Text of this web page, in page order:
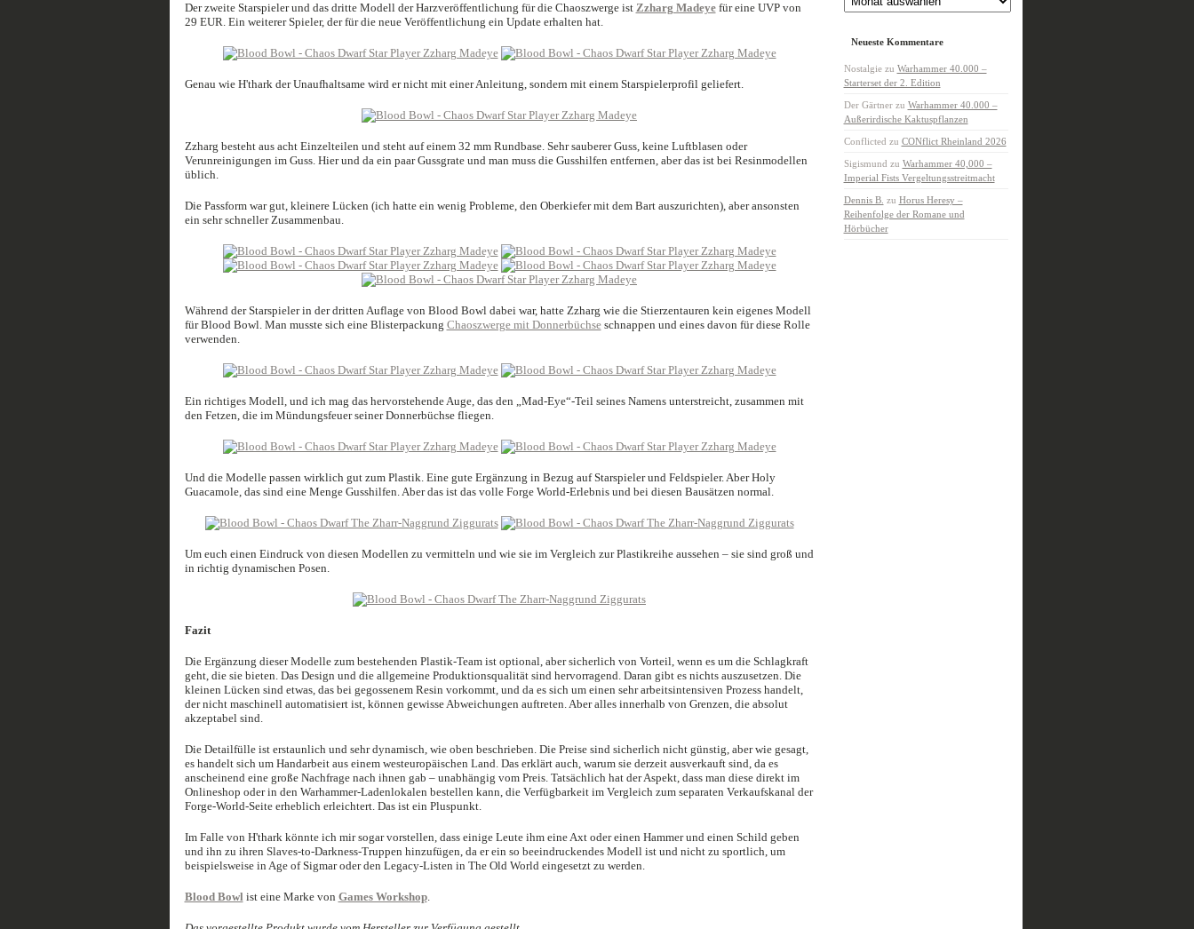
Der zweite Starspieler und das dritte Modell der Harzveröffentlichung für die Chaoszwerge ist Zzharg Madeyefür eine UVP von
29 EUR. Ein weiterer Spieler, der für die neue Veröffentlichung ein Update erhalten hat.
Genau wie H'thark der Unaufhaltsame wird er nicht mit einer Anleitung, sondern mit einem Starspielerprofil geliefert.
Zzharg besteht aus acht Einzelteilen und steht auf einem 32 mm Rundbase. Sehr sauberer Guss, keine Luftblasen oder
Verunreinigungen im Guss. Hier und da ein paar Gussgrate und man muss die Gusshilfen entfernen, aber das ist bei Resinmodellen
üblich.
Die Passform war gut, kleinere Lücken (ich hatte ein wenig Probleme, den Oberkiefer mit dem Bart auszurichten), aber ansonsten
ein sehr schneller Zusammenbau.
Während der Starspieler in der dritten Auflage von Blood Bowl dabei war, hatte Zzharg wie die Stierzentauren kein eigenes Modell
für Blood Bowl. Man musste sich eine Blisterpackung Chaoszwerge mit Donnerbüchseschnappen und eines davon für diese Rolle
verwenden.
Ein richtiges Modell, und ich mag das hervorstehende Auge, das den „Mad-Eye“-Teil seines Namens unterstreicht, zusammen mit
den Fetzen, die im Mündungsfeuer seiner Donnerbüchse fliegen.
Und die Modelle passen wirklich gut zum Plastik. Eine gute Ergänzung in Bezug auf Starspieler und Feldspieler. Aber Holy
Guacamole, das sind eine Menge Gusshilfen. Aber das ist das volle Forge World-Erlebnis und bei diesen Bausätzen normal.
Um euch einen Eindruck von diesen Modellen zu vermitteln und wie sie im Vergleich zur Plastikreihe aussehen – sie sind groß und
in richtig dynamischen Posen.
Fazit
Die Ergänzung dieser Modelle zum bestehenden Plastik-Team ist optional, aber sicherlich von Vorteil, wenn es um die Schlagkraft
geht, die sie bieten. Das Design und die allgemeine Produktionsqualität sind hervorragend. Daran gibt es nichts auszusetzen. Die
kleinen Lücken sind etwas, das bei gegossenem Resin vorkommt, und da es sich um einen sehr arbeitsintensiven Prozess handelt,
der nicht maschinell automatisiert ist, können gewisse Abweichungen auftreten. Aber alles innerhalb von Grenzen, die absolut
akzeptabel sind.
Die Detailfülle ist erstaunlich und sehr dynamisch, wie oben beschrieben. Die Preise sind sicherlich nicht günstig, aber wie gesagt,
es handelt sich um Handarbeit aus einem westeuropäischen Land. Das erklärt auch, warum sie derzeit ausverkauft sind, da es
anscheinend eine große Nachfrage nach ihnen gab – unabhängig vom Preis. Tatsächlich hat der Aspekt, dass man diese direkt im
Onlineshop oder in den Warhammer-Ladenlokalen bestellen kann, die Verfügbarkeit im Vergleich zum separaten Verkaufskanal der
Forge-World-Seite erheblich erleichtert. Das ist ein Pluspunkt.
Im Falle von H'thark könnte ich mir sogar vorstellen, dass einige Leute ihm eine Axt oder einen Hammer und einen Schild geben
und ihn zu ihren Slaves-to-Darkness-Truppen hinzufügen, da er ein so beeindruckendes Modell ist und nicht zu sportlich, um
beispielsweise in Age of Sigmar oder den Legacy-Listen in The Old World eingesetzt zu werden.
Blood Bowlist eine Marke von Games Workshop.
Neueste Kommentare
Nostalgiezu Warhammer 40.000 –
Starterset der 2. Edition
Der Gärtnerzu Warhammer 40.000 –
Außerirdische Kaktuspflanzen
Conflicted zu CONflict Rheinland 2026
Sigismund zu Warhammer 40,000 –
Imperial Fists Vergeltungsstreitmacht
Dennis B. zu Horus Heresy –
Reihenfolge der Romane und
Hörbücher